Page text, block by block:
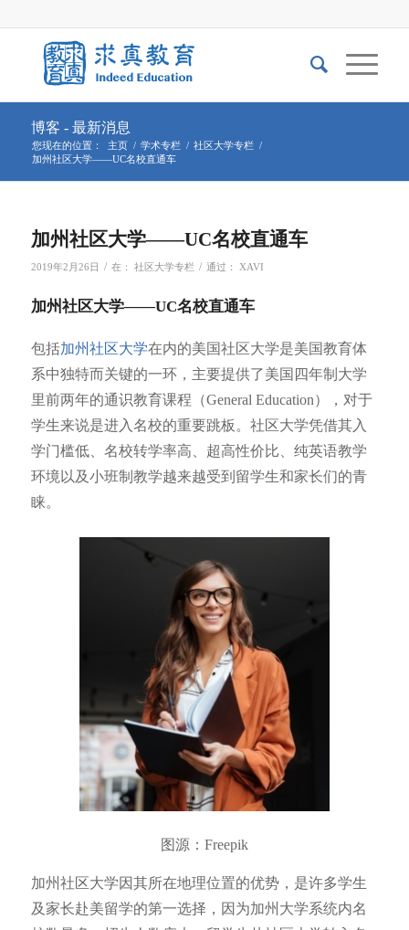
博客 - 最新消息
您现在的位置： 主页 / 学术专栏 / 社区大学专栏 /
加州社区大学——UC名校直通车
加州社区大学——UC名校直通车
2019年2月26日 / 在： 社区大学专栏 / 通过： XAVI
加州社区大学——UC名校直通车
包括加州社区大学在内的美国社区大学是美国教育体
系中独特而关键的一环，主要提供了美国四年制大学
里前两年的通识教育课程（General Education），对于
学生来说是进入名校的重要跳板。社区大学凭借其入
学门槛低、名校转学率高、超高性价比、纯英语教学
环境以及小班制教学越来越受到留学生和家长们的青
睐。
图源：Freepik
加州社区大学因其所在地理位置的优势，是许多学生
及家长赴美留学的第一选择，因为加州大学系统内名